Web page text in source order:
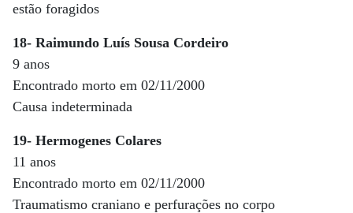
estão foragidos
18- Raimundo Luís Sousa Cordeiro
9 anos
Encontrado morto em 02/11/2000
Causa indeterminada
19- Hermogenes Colares
11 anos
Encontrado morto em 02/11/2000
Traumatismo craniano e perfurações no corpo